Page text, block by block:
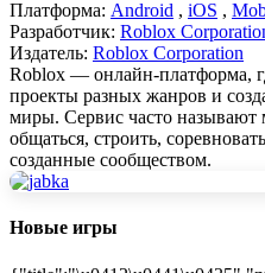
Платформа: Android , iOS ,
Разработчик: Roblox
Издатель: Roblox Corporation
Roblox — онлайн-платформа,
проекты разных жанров и
миры. Сервис часто называют
общаться, строить,
созданные сообществом.
Новые игры